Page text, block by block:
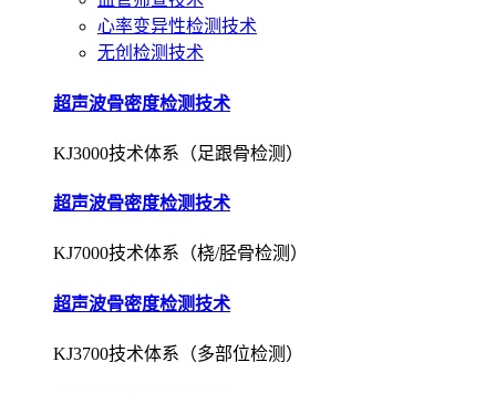
心率变异性检测技术
无创检测技术
超声波骨密度检测技术
KJ3000技术体系（足跟骨检测）
超声波骨密度检测技术
KJ7000技术体系（桡/胫骨检测）
超声波骨密度检测技术
KJ3700技术体系（多部位检测）